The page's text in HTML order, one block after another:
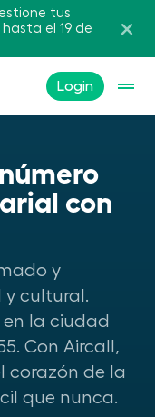
tus
el 19 de
Login
con
y
y cultural.
la ciudad
Con Aircall,
corazón de la
que nunca.